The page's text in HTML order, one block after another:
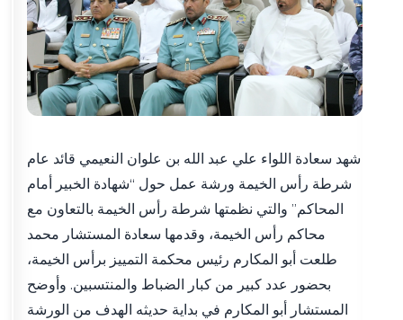
شهد سعادة اللواء علي عبد الله بن علوان النعيمي قائد عام
شرطة رأس الخيمة ورشة عمل حول “شهادة الخبير أمام
المحاكم” والتي نظمتها شرطة رأس الخيمة بالتعاون مع
محاكم رأس الخيمة، وقدمها سعادة المستشار محمد
طلعت أبو المكارم رئيس محكمة التمييز برأس الخيمة،
بحضور عدد كبير من كبار الضباط والمنتسبين. وأوضح
المستشار أبو المكارم في بداية حديثه الهدف من الورشة